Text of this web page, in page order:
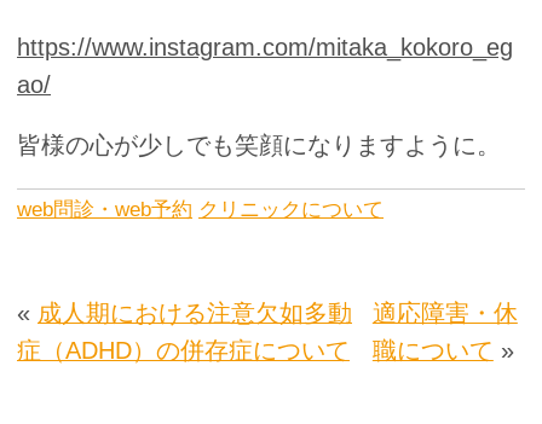
https://www.instagram.com/mitaka_kokoro_eg
ao/
皆様の心が少しでも笑顔になりますように。
web問診・web予約 クリニックについて
« 成人期における注意欠如多動
症（ADHD）の併存症について
適応障害・休
職について »